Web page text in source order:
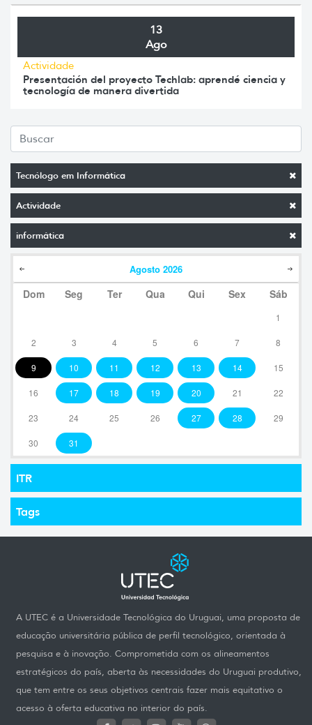
Tecnólogo em Informática
Actividade
informática
Agosto 2026
Dom Seg Ter Qua Qui Sex Sáb
1
2 3 4 5 6 7 8
9 10 11 12 13 14 15
16 17 18 19 20 21 22
23 24 25 26 27 28 29
30 31
ITR
Tags
13
Ago
Actividade
Presentación del proyecto Techlab: aprendé ciencia y
tecnología de manera divertida
A UTEC é a Universidade Tecnológica do Uruguai, uma proposta de
educação universitária pública de perfil tecnológico, orientada à
pesquisa e à inovação. Comprometida com os alineamentos
estratégicos do país, aberta às necessidades do Uruguai produtivo,
que tem entre os seus objetivos centrais fazer mais equitativo o
acesso à oferta educativa no interior do país.